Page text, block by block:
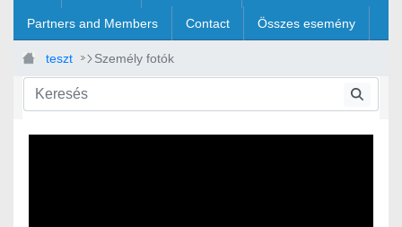
Partners and Members Contact Összes esemény
teszt Személy fotók